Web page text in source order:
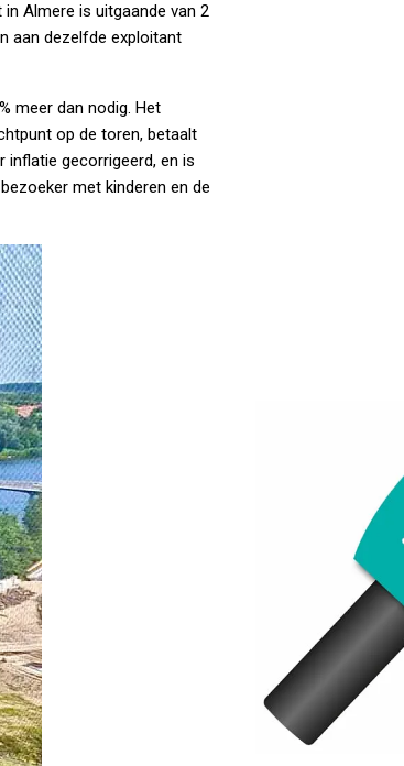
Almere is uitgaande van 2
aan dezelfde exploitant
meer dan nodig. Het
op de toren, betaalt
inflatie gecorrigeerd, en is
met kinderen en de